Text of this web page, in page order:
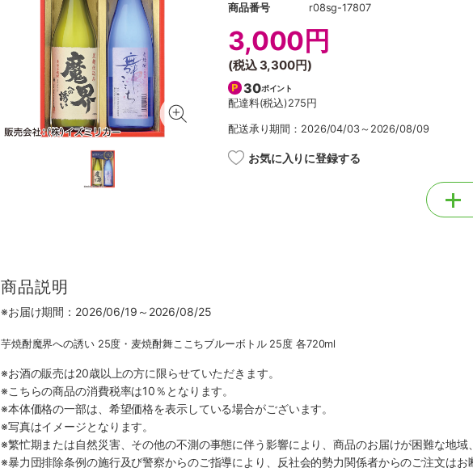
商品番号
r08sg-17807
3,000円
(税込 3,300円)
30ポイント
配達料(税込)275円
配送承り期間：2026/04/03～2026/08/09
お気に入りに登録する
商品説明
※お届け期間：2026/06/19～2026/08/25
芋焼酎魔界への誘い 25度・麦焼酎舞ここちブルーボトル 25度 各720ml
※お酒の販売は20歳以上の方に限らせていただきます。
※こちらの商品の消費税率は10％となります。
※本体価格の一部は、希望価格を表示している場合がございます。
※写真はイメージとなります。
※繁忙期または自然災害、その他の不測の事態に伴う影響により、商品のお届けが困難な地域
※暴力団排除条例の施行及び警察からのご指導により、反社会的勢力関係者からのご注文は